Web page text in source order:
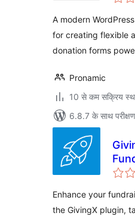
A modern
for creating flexible
donation forms
Pronamic
10 से कम सक्रिय
6.8.7 के साथ
Pay
Enhance your
the GivingX plugin,